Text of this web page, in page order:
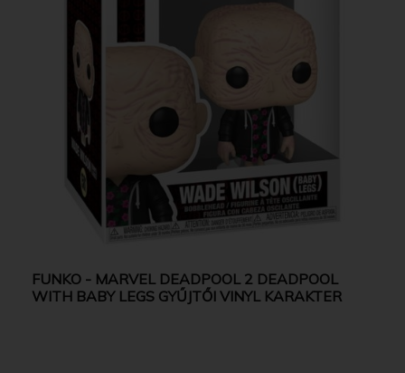
FUNKO - MARVEL DEADPOOL 2 DEADPOOL
WITH BABY LEGS GYŰJTŐI VINYL KARAKTER